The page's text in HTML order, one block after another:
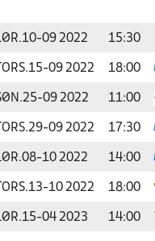
10-09 2022 15:30
TORS.15-09 2022 18:00
25-09 2022 11:00
TORS.29-09 2022 17:30
08-10 2022 14:00
TORS.13-10 2022 18:00
15-04 2023 14:00